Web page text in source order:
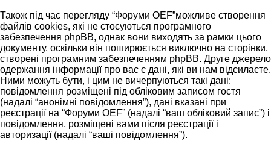
Також під час перегляду “Форуми OEF”можливе створення
файлів cookies, які не стосуються програмного
забезпечення phpBB, однак вони виходять за рамки цього
документу, оскільки він поширюється виключно на сторінки,
створені програмним забезпеченням phpBB. Друге джерело
одержання інформації про вас є дані, які ви нам відсилаєте.
Ними можуть бути, і цим не вичерпуються такі дані:
повідомлення розміщені під обліковим записом гостя
(надалі “анонімні повідомлення”), дані вказані при
реєстрації на “Форуми OEF” (надалі “ваш обліковий запис”) і
повідомлення, розміщені вами після реєстрації і
авторизації (надалі “ваші повідомлення”).